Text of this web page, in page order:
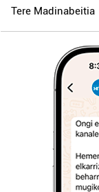
Tere Madinabeitia